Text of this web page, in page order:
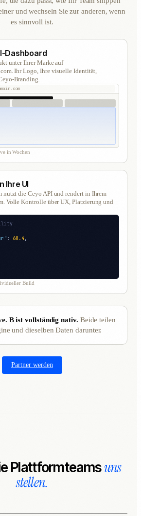
und wechseln Sie zur anderen, wenn
es sinnvoll ist.
Dashboard
unter Ihrer Marke auf
Ihr Logo, Ihre visuelle Identität,
Branding.
in Wochen
Ihre UI
nutzt die Ceyo API und rendert in Ihrem
Volle Kontrolle über UX, Platzierung und
: 68.4 ,
Build
B ist vollständig nativ. Beide teilen
und dieselben Daten darunter.
Partner werden
Plattformteamsuns
stellen.